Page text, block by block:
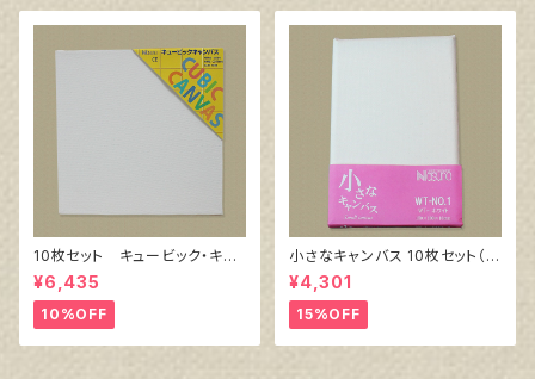
10枚セット キュービック・キャ
ンバス白（縦150㎜×横150㎜×
厚38㎜）
¥6,435
10%OFF
小さなキャンバス 10枚セット（ホ
ワイト塗りキャンバス張り）
¥4,301
15%OFF